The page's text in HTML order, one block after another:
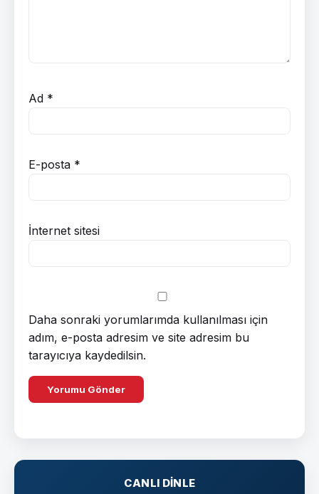
Ad *
E-posta *
İnternet sitesi
Daha sonraki yorumlarımda kullanılması için
adım, e-posta adresim ve site adresim bu
tarayıcıya kaydedilsin.
CANLI DINLE